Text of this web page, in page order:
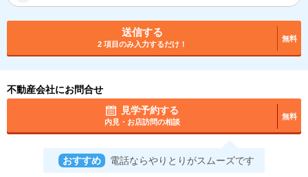
送信する
2 項目のみ入力するだけ！
無料
不動産会社にお問合せ
見学予約する
内見・お店訪問の相談
無料
おすすめ 電話ならやりとりがスムーズです